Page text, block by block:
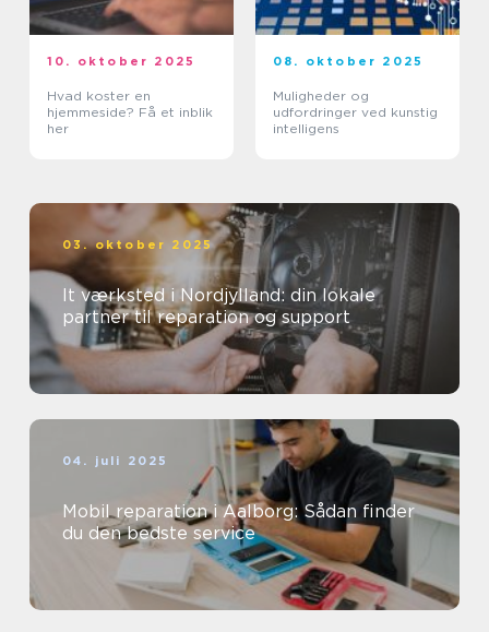
10. oktober 2025
Hvad koster en
hjemmeside? Få et inblik
her
08. oktober 2025
Muligheder og
udfordringer ved kunstig
intelligens
03. oktober 2025
It værksted i Nordjylland: din lokale
partner til reparation og support
04. juli 2025
Mobil reparation i Aalborg: Sådan finder
du den bedste service